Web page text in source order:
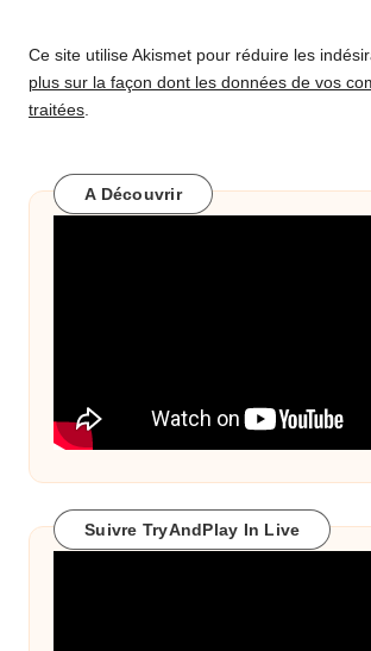
Ce site utilise Akismet pour réduire les
plus sur la façon dont les données de vos
traitées
A Découvrir
Suivre TryAndPlay In Live